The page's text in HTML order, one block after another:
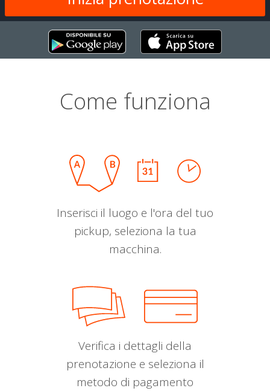
Come funziona
Inserisci il luogo e l'ora del tuo
pickup, seleziona la tua
macchina.
Verifica i dettagli della
prenotazione e seleziona il
metodo di pagamento